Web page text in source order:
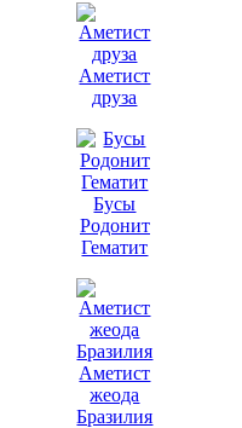
Аметист
друза
Бусы
Родонит
Гематит
Аметист
жеода
Бразилия